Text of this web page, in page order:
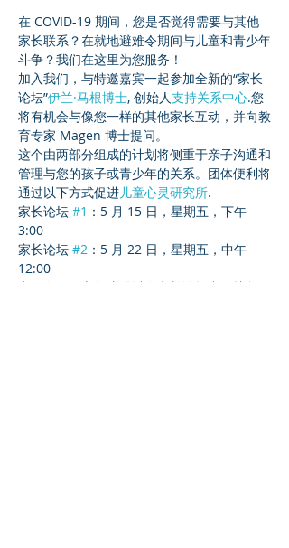
在 COVID-19 期间，您是否觉得需要与其他
家长联系？在就地避难令期间与儿童和青少年
斗争？我们在这里为您服务！
加入我们，与特邀嘉宾一起参加全新的“家长
论坛”伊兰·马根博士, 创始人支持关系中心.您
将有机会与像您一样的其他家长互动，并向教
育专家 Magen 博士提问。
这个由两部分组成的计划将侧重于亲子沟通和
管理与您的孩子或青少年的关系。团体便利将
通过以下方式促进儿童心灵研究所.
家长论坛 #1 ：5 月 15 日，星期五，下午
3:00
家长论坛 #2 ：5 月 22 日，星期五，中午
12:00
空间有限！立即注册以在家长论坛中保护您